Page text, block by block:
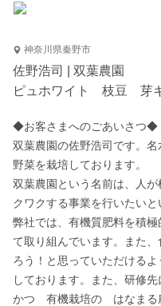
神奈川県秦野市
佐野浩司 | 双葉農園
ピュホワイト 枝豆 芽
◆お客さまへのごあいさつ◆
双葉農園の佐野浩司です。
野菜を栽培しております。
双葉農園という名前は、人
クワクする事業を行いたいと
弊社では、有機質肥料を積
て取り組んでいます。また
ろう！と思っていただける
しております。また、研修
かつ　有機栽培の　はなま